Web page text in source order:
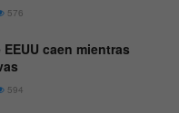
576
caen mientras
594